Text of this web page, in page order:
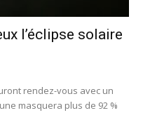
l’éclipse solaire
rendez-vous avec un
masquera plus de 92 %